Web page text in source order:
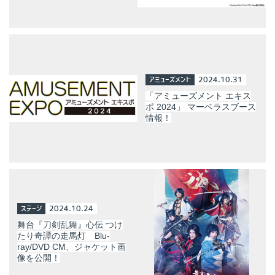
アミューズメント 2024.10.31
「アミューズメント エキス
ポ 2024」 マーベラスブース
情報！
ステージ 2024.10.24
舞台『刀剣乱舞』心伝 つけ
たり奇譚の走馬灯 Blu-
ray/DVD CM、ジャケット画
像を公開！